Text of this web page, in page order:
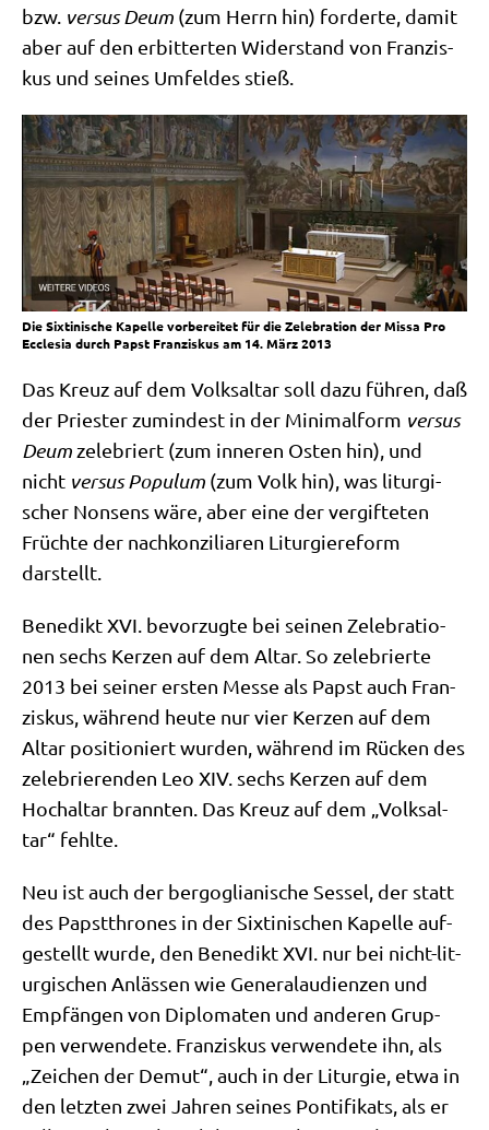
bzw. ver­sus Deum (zum Herrn hin) for­der­te, damit
aber auf den erbit­ter­ten Wider­stand von Fran­zis­
kus und sei­nes Umfel­des stieß.
Die Six­ti­ni­sche Kapel­le vor­be­rei­tet für die Zele­bra­ti­on der Mis­sa Pro
Eccle­sia durch Papst Fran­zis­kus am 14. März 2013
Das Kreuz auf dem Volks­al­tar soll dazu füh­ren, daß
der Prie­ster zumin­dest in der Mini­mal­form ver­sus
Deumzele­briert (zum inne­ren Osten hin), und
nicht ver­sus Popu­lum (zum Volk hin), was lit­ur­gi­
scher Non­sens wäre, aber eine der ver­gif­te­ten
Früch­te der nach­kon­zi­lia­ren Lit­ur­gie­re­form
darstellt.
Bene­dikt XVI. bevor­zug­te bei sei­nen Zele­bra­tio­
nen sechs Ker­zen auf dem Altar. So zele­brier­te
2013 bei sei­ner ersten Mes­se als Papst auch Fran­
zis­kus, wäh­rend heu­te nur vier Ker­zen auf dem
Altar posi­tio­niert wur­den, wäh­rend im Rücken des
zele­brie­ren­den Leo XIV. sechs Ker­zen auf dem
Hoch­al­tar brann­ten. Das Kreuz auf dem „Volks­al­
tar“ fehlte.
Neu ist auch der berg­o­glia­ni­sche Ses­sel, der statt
des Papst­thro­nes in der Six­ti­ni­schen Kapel­le auf­
ge­stellt wur­de, den Bene­dikt XVI. nur bei nicht-lit­
ur­gi­schen Anläs­sen wie Gene­ral­au­di­en­zen und
Emp­fän­gen von Diplo­ma­ten und ande­ren Grup­
pen ver­wen­de­te. Fran­zis­kus ver­wen­de­te ihn, als
„Zei­chen der Demut“, auch in der Lit­ur­gie, etwa in
den letz­ten zwei Jah­ren sei­nes Pon­ti­fi­kats, als er